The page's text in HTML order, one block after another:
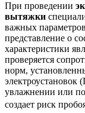
При проведении
вытяжки
важных
представление о
характеристики
проверяется
норм,
электроустановок
увлажнении или
создает риск